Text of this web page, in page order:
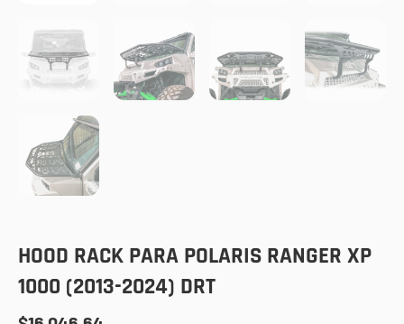
HOOD RACK PARA POLARIS RANGER XP
1000 (2013-2024) DRT